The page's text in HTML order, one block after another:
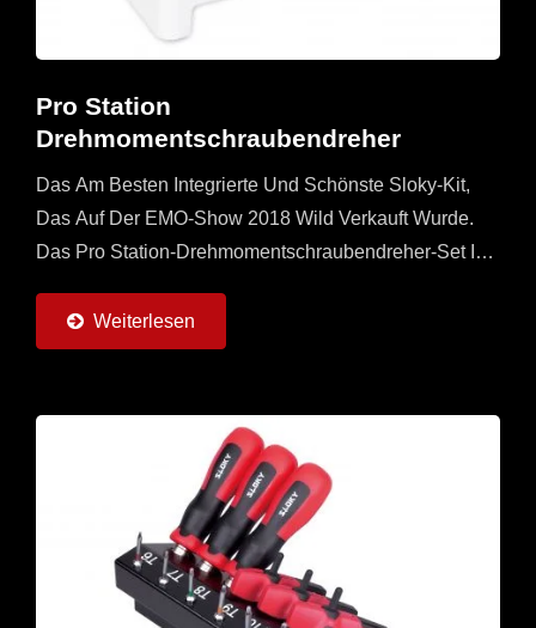
Pro Station
Drehmomentschraubendreher
Das Am Besten Integrierte Und Schönste Sloky-Kit,
Das Auf Der EMO-Show 2018 Wild Verkauft Wurde.
Das Pro Station-Drehmomentschraubendreher-Set Ist
Drehmomentadaptern...
Weiterlesen